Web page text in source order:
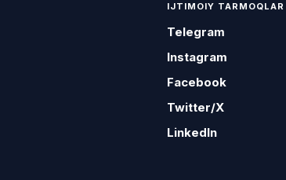
IJTIMOIY TARMOQLAR
Telegram
Instagram
Facebook
Twitter/X
LinkedIn